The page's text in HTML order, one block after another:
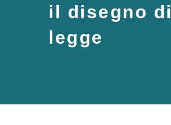
il disegno di
legge